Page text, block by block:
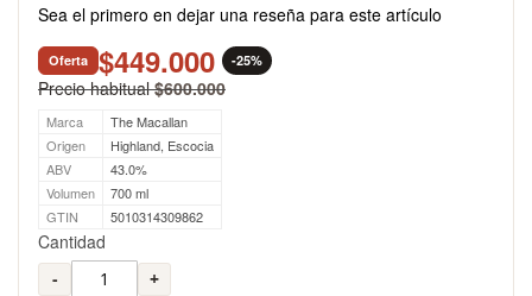
the
images
gallery
Sea el primero en dejar una reseña para este artículo
Oferta $449.000 -25%
Precio habitual $600.000
Marca
The Macallan
Origen
Highland, Escocia
ABV
43.0%
Volumen
700 ml
GTIN
5010314309862
Cantidad
-
+